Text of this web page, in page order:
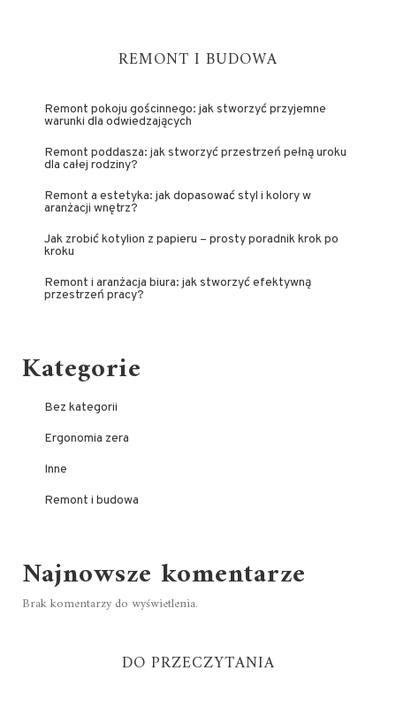
REMONT I BUDOWA
Remont pokoju gościnnego: jak stworzyć przyjemne
warunki dla odwiedzających
Remont poddasza: jak stworzyć przestrzeń pełną uroku
dla całej rodziny?
Remont a estetyka: jak dopasować styl i kolory w
aranżacji wnętrz?
Jak zrobić kotylion z papieru – prosty poradnik krok po
kroku
Remont i aranżacja biura: jak stworzyć efektywną
przestrzeń pracy?
Kategorie
Bez kategorii
Ergonomia zera
Inne
Remont i budowa
Najnowsze komentarze
Brak komentarzy do wyświetlenia.
DO PRZECZYTANIA